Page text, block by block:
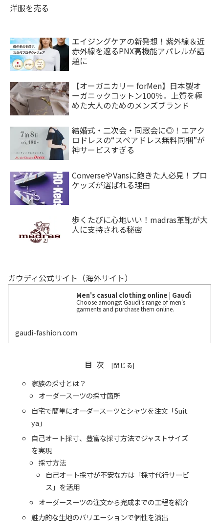
洋服を売る
エイジングケアの新発想！紫外線＆近
赤外線を遮るPNX高機能アパレルが話
題に
【オーガニカリー forMen】日本製オ
ーガニックコットン100％。上質を極
めた大人のためのメンズブランド
結婚式・二次会・同窓会に◎！エアク
ロドレスの“スペアドレス無料同梱”が
神サービスすぎる
ConverseやVansに飽きた人必見！プロ
ケッズが選ばれる理由
歩くたびに心地いい！madras革靴が大
人に支持される秘密
ガウディ公式サイト（海外サイト）
Men's casual clothing online | Gaudì
Choose amongst Gaudì’s range of men's
garments and purchase them online.
gaudi-fashion.com
目次
家族の採寸とは？
オーダースーツの採寸箇所
自宅で簡単にオーダースーツとシャツを注文「Suit
ya」
自己オート採寸、豊富な採寸方法でジャストサイズ
を実現
採寸方法
自己オート採寸が不安な方は「採寸代行サービ
ス」を活用
オーダースーツの注文から完成までの工程を紹介
魅力的な生地のバリエーションで個性を演出